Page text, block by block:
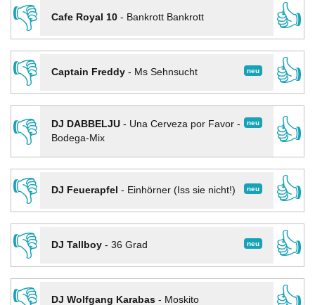
👎
Cafe Royal 10- Bankrott Bankrott
👍
👎
neu
Captain Freddy- Ms Sehnsucht
👍
👎
neu
DJ DABBELJU- Una Cerveza por Favor -
Bodega-Mix
👍
👎
neu
DJ Feuerapfel - Einhörner (Iss sie nicht!)
👍
👎
neu
DJ Tallboy- 36 Grad
👍
DJ Wolfgang Karabas- Moskito